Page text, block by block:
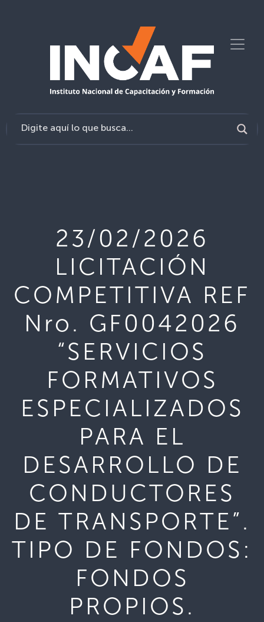
23/02/2026
LICITACIÓN
COMPETITIVA REF
Nro. GF0042026
“SERVICIOS
FORMATIVOS
ESPECIALIZADOS
PARA EL
DESARROLLO DE
CONDUCTORES
DE TRANSPORTE”.
TIPO DE FONDOS:
FONDOS
PROPIOS.